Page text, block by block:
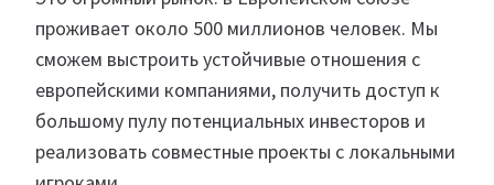
проживает около 500 миллионов человек. Мы
сможем выстроить устойчивые отношения с
европейскими компаниями, получить доступ к
большому пулу потенциальных инвесторов и
реализовать совместные проекты с локальными